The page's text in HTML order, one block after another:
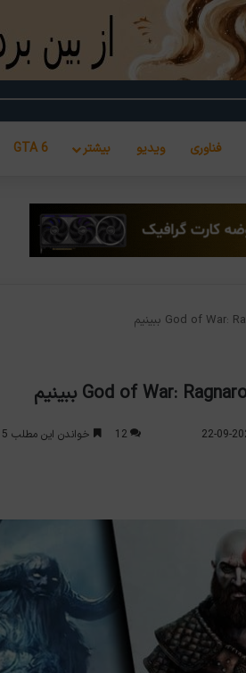
فناوری ویدیو بیشتر GTA 6
12 خواندن این مطلب 5 دقیقه زمان میبرد